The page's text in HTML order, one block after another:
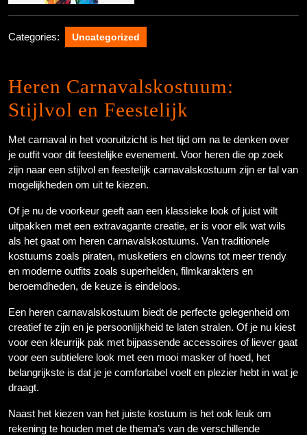
Categories: Uncategorized
Heren Carnavalskostuum:
Stijlvol en Feestelijk
Met carnaval in het vooruitzicht is het tijd om na te denken over
je outfit voor dit feestelijke evenement. Voor heren die op zoek
zijn naar een stijlvol en feestelijk carnavalskostuum zijn er tal van
mogelijkheden om uit te kiezen.
Of je nu de voorkeur geeft aan een klassieke look of juist wilt
uitpakken met een extravagante creatie, er is voor elk wat wils
als het gaat om heren carnavalskostuums. Van traditionele
kostuums zoals piraten, musketiers en clowns tot meer trendy
en moderne outfits zoals superhelden, filmkarakters en
beroemdheden, de keuze is eindeloos.
Een heren carnavalskostuum biedt de perfecte gelegenheid om
creatief te zijn en je persoonlijkheid te laten stralen. Of je nu kiest
voor een kleurrijk pak met bijpassende accessoires of liever gaat
voor een subtielere look met een mooi masker of hoed, het
belangrijkste is dat je je comfortabel voelt en plezier hebt in wat je
draagt.
Naast het kiezen van het juiste kostuum is het ook leuk om
rekening te houden met de thema’s van de verschillende